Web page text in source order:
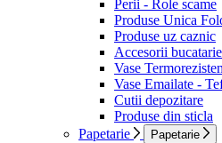
Perii - Role scame
Produse Unica
Produse uz caznic
Accesorii bucatarie
Vase
Vase Emailate -
Cutii depozitare
Produse din sticla
Papetarie
Papetarie